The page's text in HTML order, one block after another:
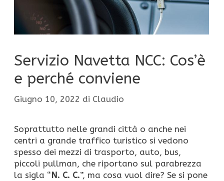
Servizio Navetta NCC: Cos’è
e perché conviene
Giugno 10, 2022 di Claudio
Soprattutto nelle grandi città o anche nei
centri a grande traffico turistico si vedono
spesso dei mezzi di trasporto, auto, bus,
piccoli pullman, che riportano sul parabrezza
la sigla “N. C. C.”, ma cosa vuol dire? Se si pone